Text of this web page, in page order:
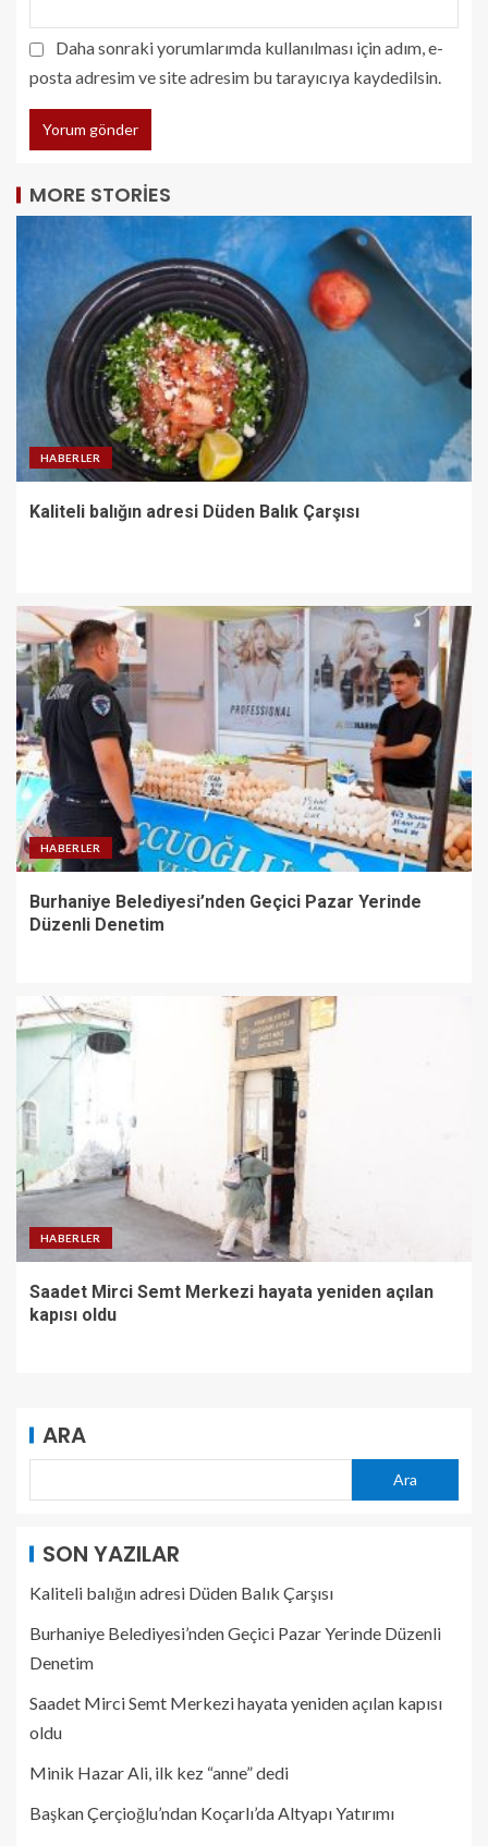
Daha sonraki yorumlarımda kullanılması için adım, e-
posta adresim ve site adresim bu tarayıcıya kaydedilsin.
MORE STORIES
HABERLER
Kaliteli balığın adresi Düden Balık Çarşısı
HABERLER
Burhaniye Belediyesi’nden Geçici Pazar Yerinde
Düzenli Denetim
HABERLER
Saadet Mirci Semt Merkezi hayata yeniden açılan
kapısı oldu
ARA
Ara
SON YAZILAR
Kaliteli balığın adresi Düden Balık Çarşısı
Burhaniye Belediyesi’nden Geçici Pazar Yerinde Düzenli
Denetim
Saadet Mirci Semt Merkezi hayata yeniden açılan kapısı
oldu
Minik Hazar Ali, ilk kez “anne” dedi
Başkan Çerçioğlu’ndan Koçarlı’da Altyapı Yatırımı